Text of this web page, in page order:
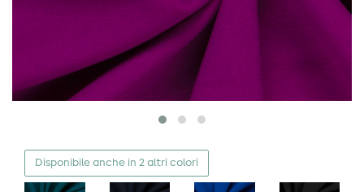
Disponibile anche in 2 altri colori